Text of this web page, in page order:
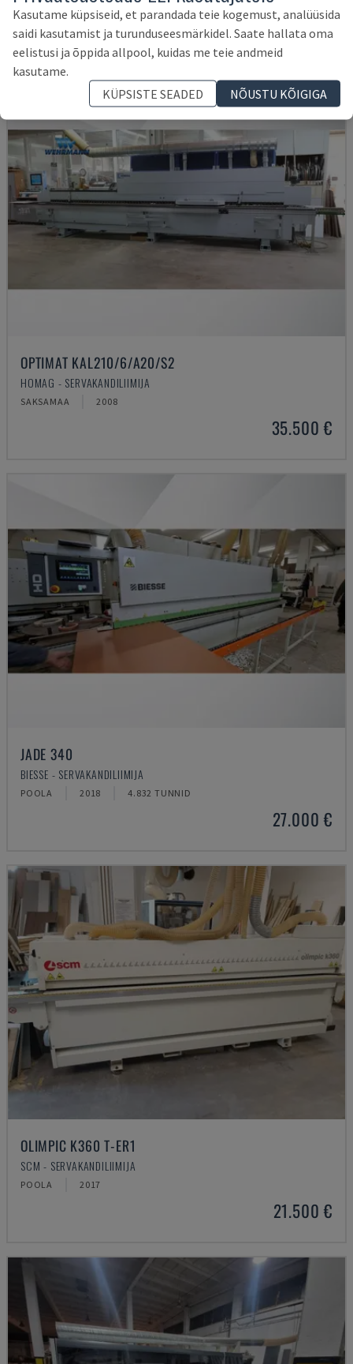
SAKSAMAA 2003
38.400 €
OPTIMAT KAL210/6/A20/S2
HOMAG - SERVAKANDILIIMIJA
SAKSAMAA 2008
35.500 €
JADE 340
BIESSE - SERVAKANDILIIMIJA
POOLA 2018 4.832 TUNNID
27.000 €
OLIMPIC K360 T-ER1
SCM - SERVAKANDILIIMIJA
POOLA 2017
21.500 €
Kasutame küpsiseid, et parandada teie kogemust, analüüsida
saidi kasutamist ja turunduseesmärkidel. Saate hallata oma
eelistusi ja õppida allpool, kuidas me teie andmeid
kasutame.
KÜPSISTE SEADED
NÕUSTU KÕIGIGA